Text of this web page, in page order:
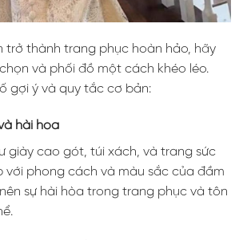
trở thành trang phục hoàn hảo, hãy
và phối đồ một cách khéo léo.
gợi ý và quy tắc cơ bản:
hài hòa
giày cao gót, túi xách, và trang sức
với phong cách và màu sắc của đầm
sự hài hòa trong trang phục và tôn